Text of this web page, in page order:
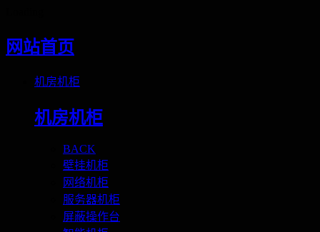
网站首页
机房机柜
机房机柜
BACK
壁挂机柜
网络机柜
服务器机柜
屏蔽操作台